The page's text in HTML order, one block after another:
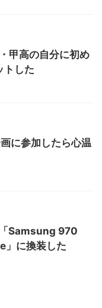
甲高の自分に初め
トした
に参加したら心温
Samsung 970
」に換装した